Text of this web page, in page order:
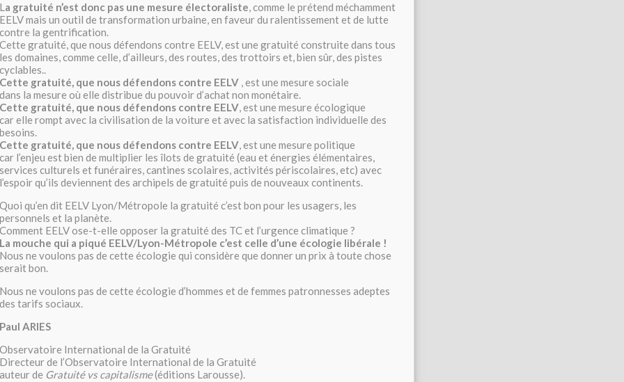
La gratuité n’est donc pas une mesure électoraliste, comme le prétend méchamment
EELV mais un outil de transformation urbaine, en faveur du ralentissement et de lutte
contre la gentrification.
Cette gratuité, que nous défendons contre EELV, est une gratuité construite dans tous
les domaines, comme celle, d’ailleurs, des routes, des trottoirs et, bien sûr, des pistes
cyclables..
Cette gratuité, que nous défendons contre EELV , est une mesure sociale
dans la mesure où elle distribue du pouvoir d’achat non monétaire.
Cette gratuité, que nous défendons contre EELV, est une mesure écologique
car elle rompt avec la civilisation de la voiture et avec la satisfaction individuelle des
besoins.
Cette gratuité, que nous défendons contre EELV, est une mesure politique
car l’enjeu est bien de multiplier les îlots de gratuité (eau et énergies élémentaires,
services culturels et funéraires, cantines scolaires, activités périscolaires, etc) avec
l’espoir qu’ils deviennent des archipels de gratuité puis de nouveaux continents.
Quoi qu’en dit EELV Lyon/Métropole la gratuité c’est bon pour les usagers, les
personnels et la planète.
Comment EELV ose-t-elle opposer la gratuité des TC et l’urgence climatique ?
La mouche qui a piqué EELV/Lyon-Métropole c’est celle d’une écologie libérale !
Nous ne voulons pas de cette écologie qui considère que donner un prix à toute chose
serait bon.
Nous ne voulons pas de cette écologie d’hommes et de femmes patronnesses adeptes
des tarifs sociaux.
Paul ARIES
Observatoire International de la Gratuité
Directeur de l’Observatoire International de la Gratuité
auteur de Gratuité vs capitalisme(éditions Larousse).